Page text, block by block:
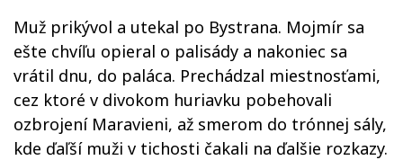
Muž prikývol a utekal po Bystrana. Mojmír sa
ešte chvíľu opieral o palisády a nakoniec sa
vrátil dnu, do paláca. Prechádzal miestnosťami,
cez ktoré v divokom huriavku pobehovali
ozbrojení Maravieni, až smerom do trónnej sály,
kde ďaľší muži v tichosti čakali na ďalšie rozkazy.